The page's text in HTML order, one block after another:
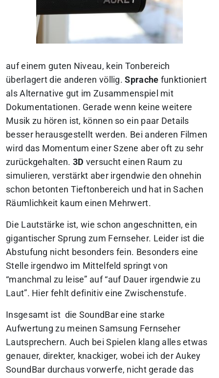
auf einem guten Niveau, kein Tonbereich
überlagert die anderen völlig.Sprache funktioniert
als Alternative gut im Zusammenspiel mit
Dokumentationen. Gerade wenn keine weitere
Musik zu hören ist, können so ein paar Details
besser herausgestellt werden. Bei anderen Filmen
wird das Momentum einer Szene aber oft zu sehr
zurückgehalten. 3D versucht einen Raum zu
simulieren, verstärkt aber irgendwie den ohnehin
schon betonten Tieftonbereich und hat in Sachen
Räumlichkeit kaum einen Mehrwert.
Die Lautstärke ist, wie schon angeschnitten, ein
gigantischer Sprung zum Fernseher. Leider ist die
Abstufung nicht besonders fein. Besonders eine
Stelle irgendwo im Mittelfeld springt von
“manchmal zu leise” auf “auf Dauer irgendwie zu
Laut”. Hier fehlt definitiv eine Zwischenstufe.
Insgesamt ist die SoundBar eine starke
Aufwertung zu meinen Samsung Fernseher
Lautsprechern. Auch bei Spielen klang alles etwas
genauer, direkter, knackiger, wobei ich der Aukey
SoundBar durchaus vorwerfe, nicht gerade das